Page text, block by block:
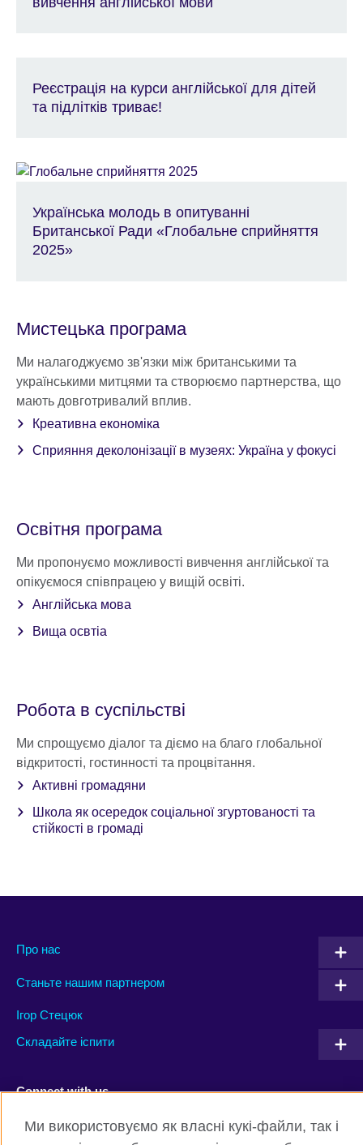
Реєстрація на курси англійської для дітей
та підлітків триває!
Українська молодь в опитуванні
Британської Ради «Глобальне сприйняття
2025»
Мистецька програма
Ми налагоджуємо зв'язки між британськими та
українськими митцями та створюємо партнерства, що
мають довготривалий вплив.
Креативна економіка
Сприяння деколонізації в музеях: Україна у фокусі
Освітня програма
Ми пропонуємо можливості вивчення англійської та
опікуємося співпрацею у вищій освіті.
Англійська мова
Вища освтіа
Робота в суспільстві
Ми спрощуємо діалог та діємо на благо глобальної
відкритості, гостинності та процвітання.
Активні громадяни
Школа як осередок соціальної згуртованості та
стійкості в громаді
Про нас
Станьте нашим партнером
Ігор Стецюк
Складайте іспити
Connect with us
Facebook Twitter
Ми використовуємо як власні кукі-файли, так і